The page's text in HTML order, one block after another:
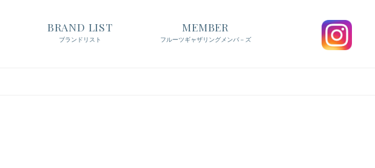
BRAND LIST
ブランドリスト
MEMBER
フルーツギャザリングメンバ－ズ